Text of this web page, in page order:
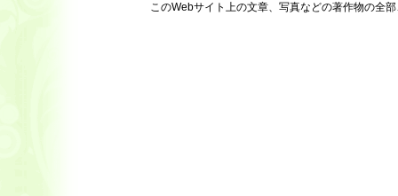
このWebサイト上の文章、写真などの著作物の全